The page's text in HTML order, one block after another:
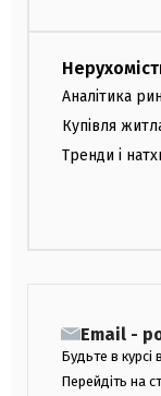
Аналітика
Купівля
Тренди і
Email -
Будьте в курсі
Перейдіть на